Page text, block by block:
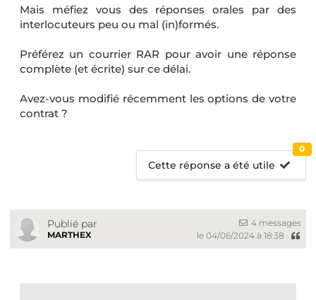
Mais méfiez vous des réponses orales par des
interlocuteurs peu ou mal (in)formés.
Préférez un courrier RAR pour avoir une réponse
complète (et écrite) sur ce délai.
Avez-vous modifié récemment les options de votre
contrat ?
Cette réponse a été utile
0
Publié par
MARTHEX
4 messages
le 04/06/2024 à 18:38